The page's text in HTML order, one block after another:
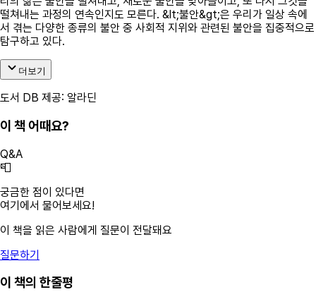
떨쳐내는 과정의 연속인지도 모른다. &lt;불안&gt;은 우리가 일상 속에
서 겪는 다양한 종류의 불안 중 사회적 지위와 관련된 불안을 집중적으로
탐구하고 있다.
더보기
도서 DB 제공: 알라딘
이 책 어때요?
Q&A
📮
궁금한 점이 있다면
여기에서 물어보세요!
이 책을 읽은 사람에게 질문이 전달돼요
질문하기
이 책의 한줄평